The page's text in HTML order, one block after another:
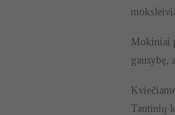
Mokiniai
gausybę,
Tautinių